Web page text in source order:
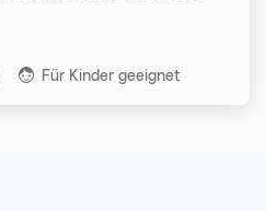
Für Kinder geeignet